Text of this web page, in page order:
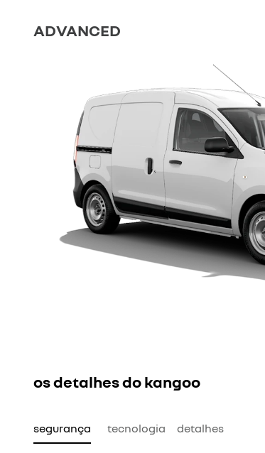
ADVANCED
os detalhes do kangoo
segurança tecnologia detalhes